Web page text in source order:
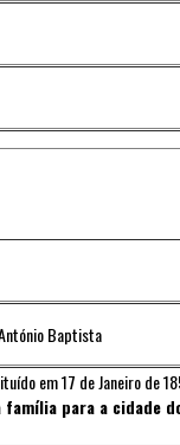
Baptista
em 17 de Janeiro de
para a cidade